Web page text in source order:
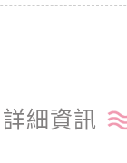
詳細資訊